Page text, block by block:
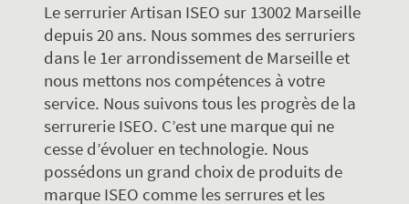
Le serrurier Artisan ISEO sur 13002 Marseille
depuis 20 ans. Nous sommes des serruriers
dans le 1er arrondissement de Marseille et
nous mettons nos compétences à votre
service. Nous suivons tous les progrès de la
serrurerie ISEO. C’est une marque qui ne
cesse d’évoluer en technologie. Nous
possédons un grand choix de produits de
marque ISEO comme les serrures et les